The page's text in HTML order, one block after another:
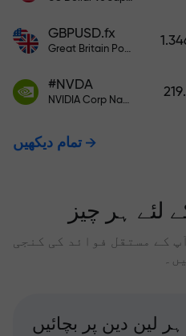
GBPUSD.fx
Great Britain Pound vs US Dollar
#NVDA
NVIDIA Corp Nasdaq Stock Exchange (Nasdaq) USD
تمام دیکھیں
لئے ہر چیز
کے مستقل فوائد کی کنجی
ہر لین دین پر بچائیں